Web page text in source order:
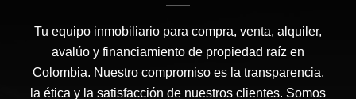
Tu equipo inmobiliario para compra, venta, alquiler,
avalúo y financiamiento de propiedad raíz en
Colombia. Nuestro compromiso es la transparencia,
la ética y la satisfacción de nuestros clientes. Somos